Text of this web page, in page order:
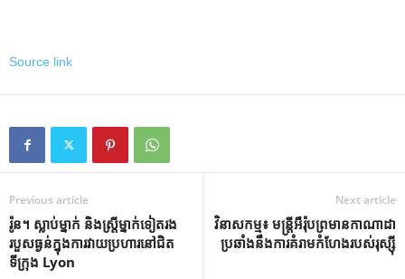
Source link
Previous article
រ៉ូន។ ស្លាប់​ម្នាក់ និង​ស្ត្រី​ម្នាក់​ទៀត​រង​
របួស​ធ្ងន់​ក្នុង​ការ​វាយ​ប្រហារ​នៅ​ជិត​
ទីក្រុង Lyon
Next article
វិនាសកម្ម៖ មន្ត្រីអឺរ៉ុបព្រមានកាណាដា
ប្រឆាំងនឹងការគំរាមកំហែងរបស់រុស្ស៊ី